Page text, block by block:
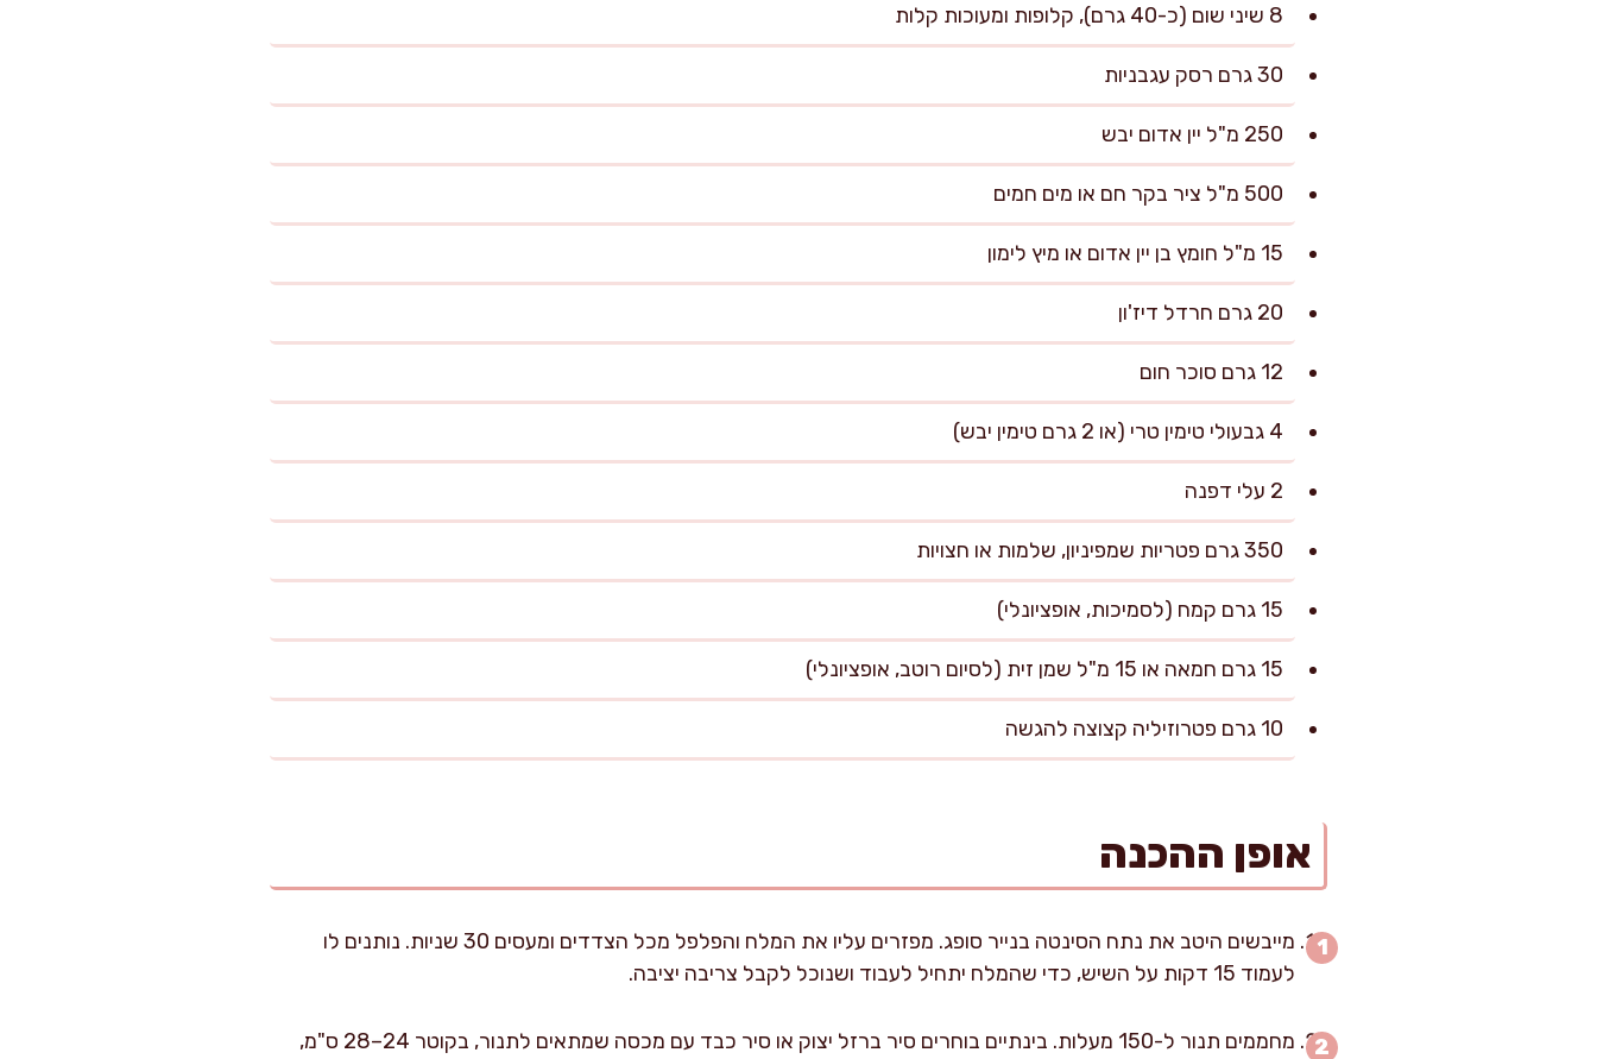
8 שיני שום (כ-40 גרם), קלופות ומעוכות קלות
30 גרם רסק עגבניות
250 מ"ל יין אדום יבש
500 מ"ל ציר בקר חם או מים חמים
15 מ"ל חומץ בן יין אדום או מיץ לימון
20 גרם חרדל דיז'ון
12 גרם סוכר חום
4 גבעולי טימין טרי (או 2 גרם טימין יבש)
2 עלי דפנה
350 גרם פטריות שמפיניון, שלמות או חצויות
15 גרם קמח (לסמיכות, אופציונלי)
15 גרם חמאה או 15 מ"ל שמן זית (לסיום רוטב, אופציונלי)
10 גרם פטרוזיליה קצוצה להגשה
אופן ההכנה
מייבשים היטב את נתח הסינטה בנייר סופג. מפזרים עליו את המלח והפלפל מכל הצדדים ומעסים 30 שניות. נותנים לו
לעמוד 15 דקות על השיש, כדי שהמלח יתחיל לעבוד ושנוכל לקבל צריבה יציבה.
מחממים תנור ל-150 מעלות. בינתיים בוחרים סיר ברזל יצוק או סיר כבד עם מכסה שמתאים לתנור, בקוטר 24–28 ס"מ,